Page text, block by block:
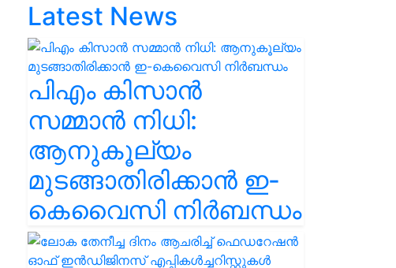
Latest News
പിഎം കിസാൻ
സമ്മാൻ നിധി:
ആനുകൂല്യം
മുടങ്ങാതിരിക്കാൻ ഇ-
കെവൈസി നിർബന്ധം